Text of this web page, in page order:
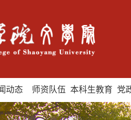
动态 师资队伍 本科生教育 党